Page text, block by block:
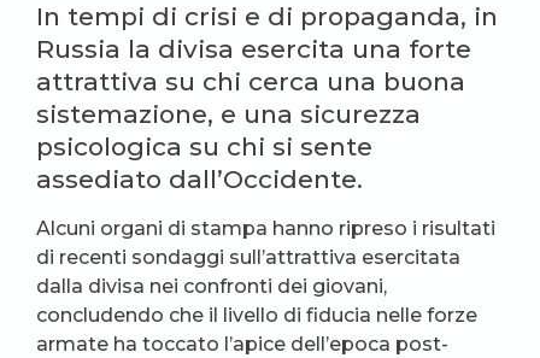
In tempi di crisi e di propaganda, in
Russia la divisa esercita una forte
attrattiva su chi cerca una buona
sistemazione, e una sicurezza
psicologica su chi si sente
assediato dall’Occidente.
Alcuni organi di stampa hanno ripreso i risultati
di recenti sondaggi sull’attrattiva esercitata
dalla divisa nei confronti dei giovani,
concludendo che il livello di fiducia nelle forze
armate ha toccato l’apice dell’epoca post-